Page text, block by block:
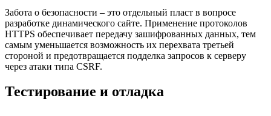
Забота о безопасности – это отдельный пласт в вопросе
разработке динамического сайте. Применение протоколов
HTTPS обеспечивает передачу зашифрованных данных, тем
самым уменьшается возможность их перехвата третьей
стороной и предотвращается подделка запросов к серверу
через атаки типа CSRF.
Тестирование и отладка